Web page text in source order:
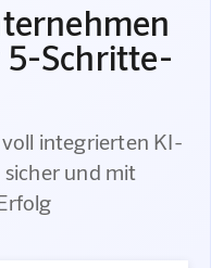
Schritte-
integrierten KI-
und mit